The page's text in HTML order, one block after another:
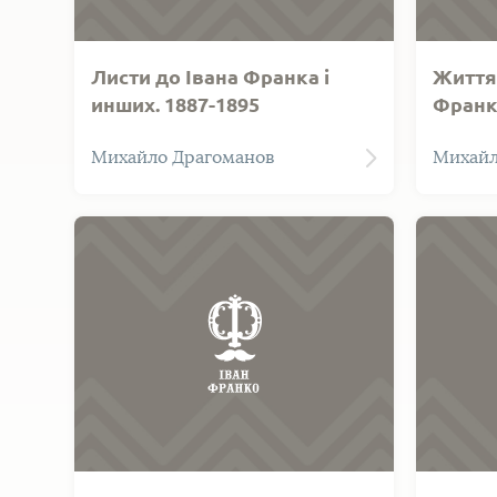
Листи до Івана Франка і
инших. 1887-1895
Михайло Драгоманов
Життя
Івана